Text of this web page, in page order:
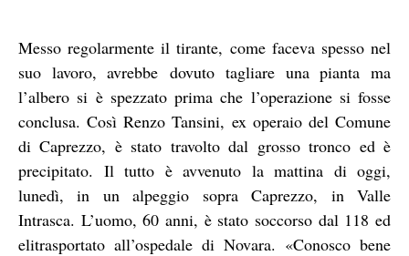
Messo regolarmente il tirante, come faceva spesso nel
suo lavoro, avrebbe dovuto tagliare una pianta ma
l’albero si è spezzato prima che l’operazione si fosse
conclusa. Così Renzo Tansini, ex operaio del Comune
di Caprezzo, è stato travolto dal grosso tronco ed è
precipitato. Il tutto è avvenuto la mattina di oggi,
lunedì, in un alpeggio sopra Caprezzo, in Valle
Intrasca. L’uomo, 60 anni, è stato soccorso dal 118 ed
elitrasportato all’ospedale di Novara. «Conosco bene